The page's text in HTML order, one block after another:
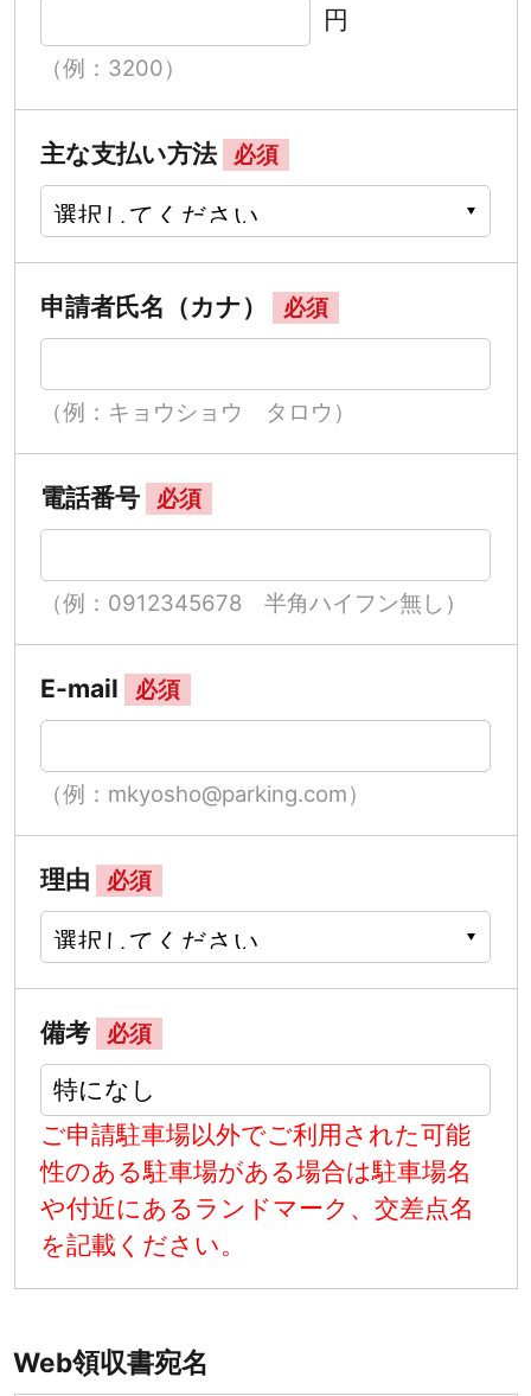
円
（例：3200）
主な支払い方法 必須
申請者氏名（カナ） 必須
（例：キョウショウ タロウ）
電話番号 必須
（例：0912345678 半角ハイフン無し）
E-mail 必須
（例：mkyosho@parking.com）
理由 必須
備考 必須
ご申請駐車場以外でご利用された可能
性のある駐車場がある場合は駐車場名
や付近にあるランドマーク、交差点名
を記載ください。
Web領収書宛名